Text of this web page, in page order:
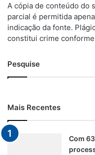
A cópia de conteúdo do
parcial é permitida
indicação da fonte.
constitui crime
Pesquise
Mais Recentes
Com